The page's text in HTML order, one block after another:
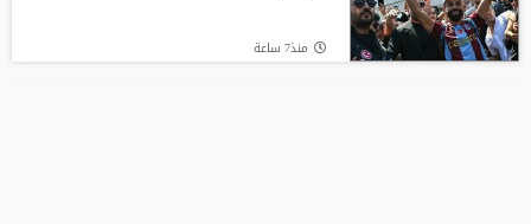
قنبلة في ميركاتو الهلال.. عرض رسمي يُربك
منذ7 ساعة